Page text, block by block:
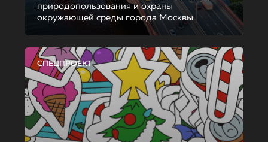
природопользования и охраны
окружающей среды города Москвы
СПЕЦПРОЕКТ